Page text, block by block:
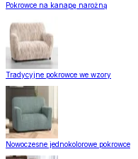
Pokrowce na kanapę narożną
Tradycyjne pokrowce we wzory
Nowoczesne jednokolorowe pokrowce